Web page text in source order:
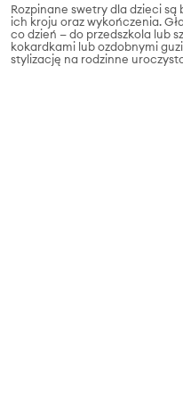
Rozpinane swetry dla dzieci
ich kroju oraz wykończenia.
co dzień — do przedszkola lub
kokardkami lub ozdobnymi
stylizację na rodzinne